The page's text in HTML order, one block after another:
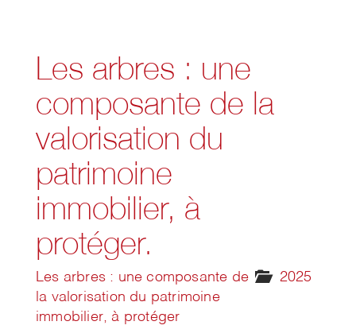
Les arbres : une
composante de la
valorisation du
patrimoine
immobilier, à
protéger.
2025
Les arbres : une composante de
la valorisation du patrimoine
immobilier, à protéger